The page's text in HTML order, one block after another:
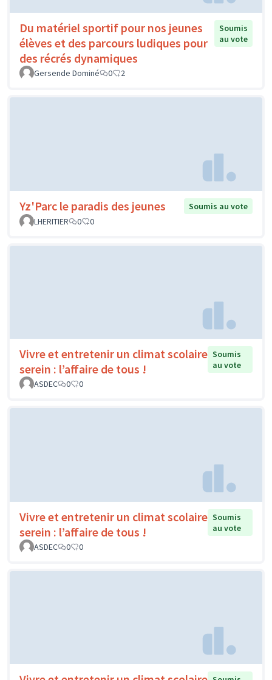
Du matériel sportif pour nos jeunes
élèves et des parcours ludiques pour
des récrés dynamiques
Soumis
au vote
Gersende Dominé 0 2
Yz'Parc le paradis des jeunes
Soumis au vote
LHERITIER
0 0
Vivre et entretenir un climat scolaire
serein : l’affaire de tous !
Soumis
au vote
ASDEC
0 0
Vivre et entretenir un climat scolaire
serein : l’affaire de tous !
Soumis
au vote
ASDEC
0 0